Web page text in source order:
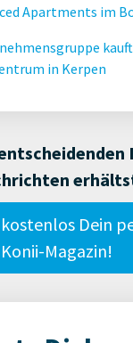
Apartments im
kauft
in Kerpen
Dein
Konii-Magazin!